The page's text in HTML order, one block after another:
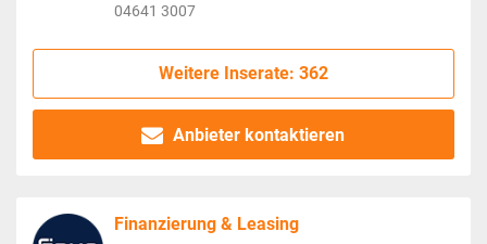
04641 3007
Weitere Inserate: 362
Anbieter kontaktieren
Finanzierung & Leasing